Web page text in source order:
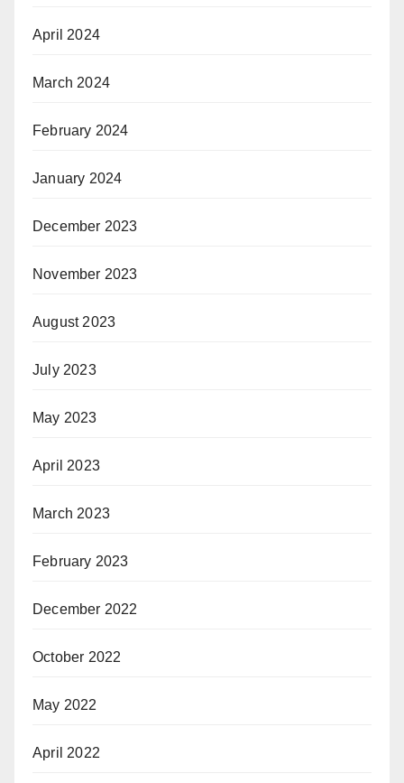
April 2024
March 2024
February 2024
January 2024
December 2023
November 2023
August 2023
July 2023
May 2023
April 2023
March 2023
February 2023
December 2022
October 2022
May 2022
April 2022